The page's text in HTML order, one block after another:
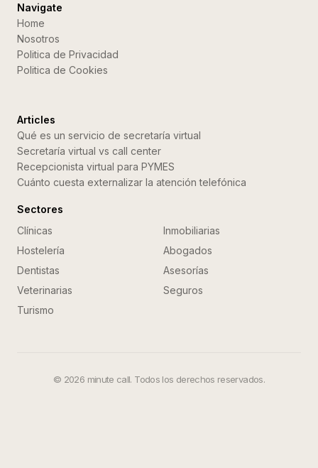
Navigate
Home
Nosotros
Politica de Privacidad
Politica de Cookies
Articles
Qué es un servicio de secretaría virtual
Secretaría virtual vs call center
Recepcionista virtual para PYMES
Cuánto cuesta externalizar la atención telefónica
Sectores
Clínicas
Inmobiliarias
Hostelería
Abogados
Dentistas
Asesorías
Veterinarias
Seguros
Turismo
© 2026 minute call. Todos los derechos reservados.